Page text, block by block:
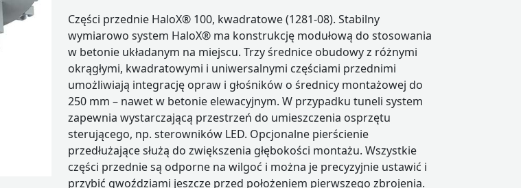
Części przednie HaloX® 100, kwadratowe (1281-08). Stabilny
wymiarowo system HaloX® ma konstrukcję modułową do stosowania
w betonie układanym na miejscu. Trzy średnice obudowy z różnymi
okrągłymi, kwadratowymi i uniwersalnymi częściami przednimi
umożliwiają integrację opraw i głośników o średnicy montażowej do
250 mm – nawet w betonie elewacyjnym. W przypadku tuneli system
zapewnia wystarczającą przestrzeń do umieszczenia osprzętu
sterującego, np. sterowników LED. Opcjonalne pierścienie
przedłużające służą do zwiększenia głębokości montażu. Wszystkie
części przednie są odporne na wilgoć i można je precyzyjnie ustawić i
przybić gwoździami jeszcze przed położeniem pierwszego zbrojenia.